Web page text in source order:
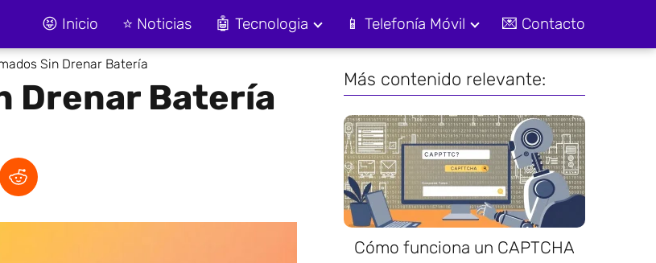
😝 Inicio ⭐ Noticias 🤖 Tecnologia 📱 Telefonía Móvil 💌 Contacto
Sin Drenar Batería
Drenar Batería Más contenido relevante:
Cómo funciona un CAPTCHA